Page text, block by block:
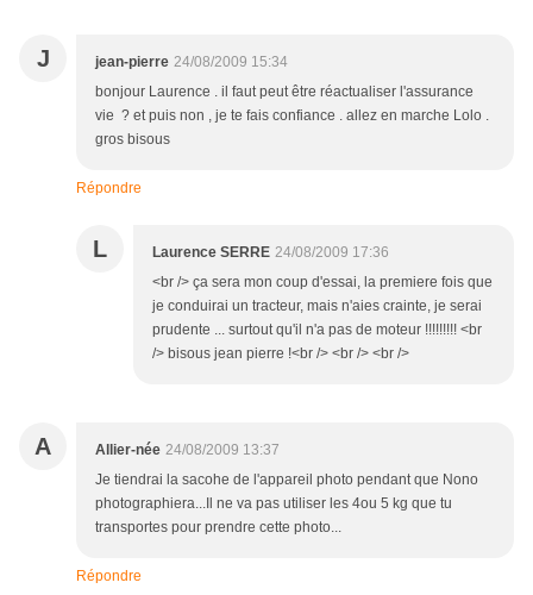
J jean-pierre 24/08/2009 15:34
bonjour Laurence . il faut peut être réactualiser l'assurance
vie ? et puis non , je te fais confiance . allez en marche Lolo .
gros bisous
Répondre
L Laurence SERRE 24/08/2009 17:36
<br /> ça sera mon coup d'essai, la premiere fois que
je conduirai un tracteur, mais n'aies crainte, je serai
prudente ... surtout qu'il n'a pas de moteur !!!!!!!!! <br
/> bisous jean pierre !<br /> <br /> <br />
A Allier-née 24/08/2009 13:37
Je tiendrai la sacohe de l'appareil photo pendant que Nono
photographiera...Il ne va pas utiliser les 4ou 5 kg que tu
transportes pour prendre cette photo...
Répondre